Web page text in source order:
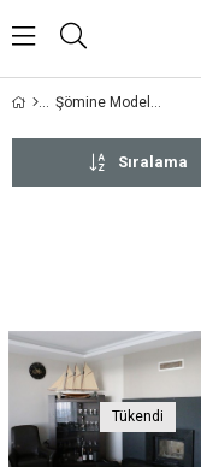
Şömine Modelleri
Sıralama
Tükendi